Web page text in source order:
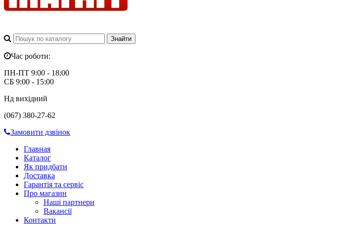
Час роботи:
ПН-ПТ 9:00 - 18:00
СБ 9:00 - 15:00
Нд вихідний
(067) 380-27-62
Замовити дзвінок
Главная
Каталог
Як придбати
Доставка
Гарантія та сервіс
Про магазин
Наші партнери
Вакансії
Контакти